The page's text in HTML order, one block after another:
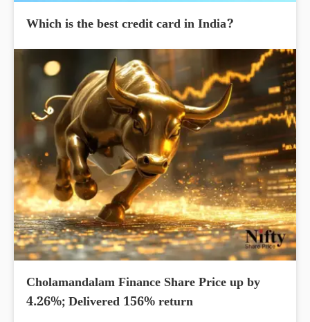
Which is the best credit card in India?
Cholamandalam Finance Share Price up by
4.26%; Delivered 156% return